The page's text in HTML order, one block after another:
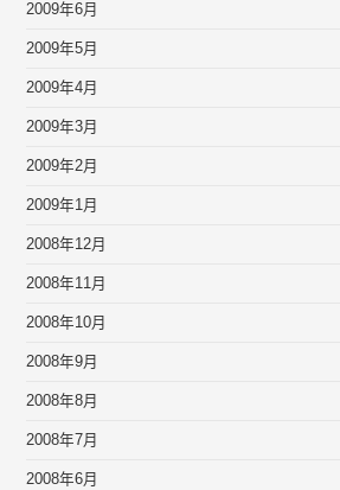
2009年6月
2009年5月
2009年4月
2009年3月
2009年2月
2009年1月
2008年12月
2008年11月
2008年10月
2008年9月
2008年8月
2008年7月
2008年6月